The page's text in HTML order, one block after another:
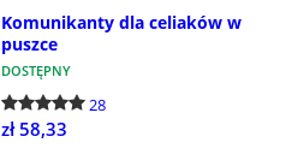
Komunikanty dla celiaków w
puszce
DOSTĘPNY
28
zł 58,33